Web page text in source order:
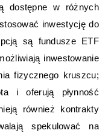
dostępne w różnych
inwestycję do
są fundusze ETF
inwestowanie
fizycznego kruszcu;
i oferują płynność
również kontrakty
spekulować na